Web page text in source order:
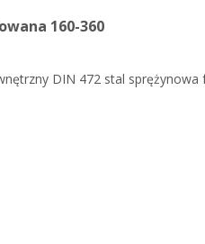
160-360
DIN 472 stal